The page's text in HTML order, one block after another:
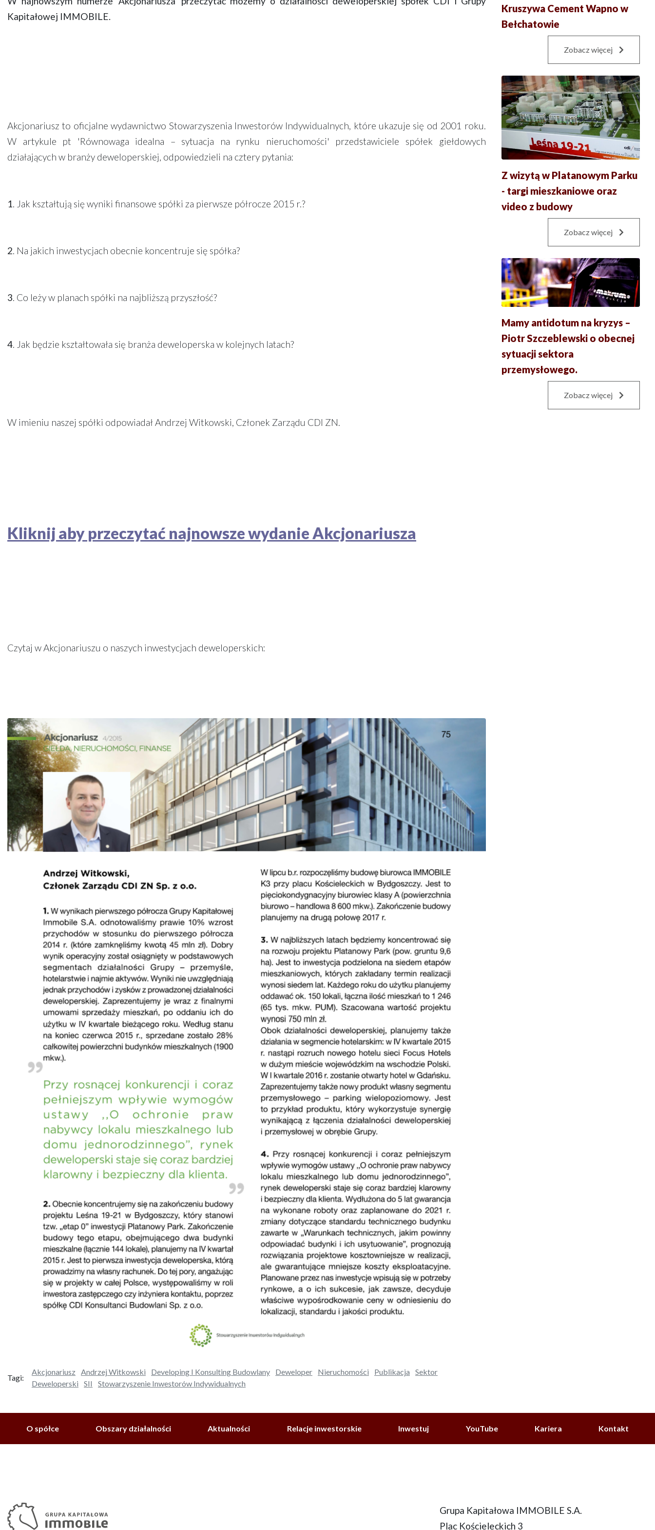
Kapitałowej IMMOBILE.
Akcjonariusz to oficjalne wydawnictwo Stowarzyszenia Inwestorów Indywidualnych, które ukazuje się od 2001 roku.
W artykule pt 'Równowaga idealna – sytuacja na rynku nieruchomości' przedstawiciele spółek giełdowych
działających w branży deweloperskiej, odpowiedzieli na cztery pytania:
1. Jak kształtują się wyniki finansowe spółki za pierwsze półrocze 2015 r.?
2. Na jakich inwestycjach obecnie koncentruje się spółka?
3. Co leży w planach spółki na najbliższą przyszłość?
4. Jak będzie kształtowała się branża deweloperska w kolejnych latach?
W imieniu naszej spółki odpowiadał Andrzej Witkowski, Członek Zarządu CDI ZN.
Kliknij aby przeczytać najnowsze wydanie Akcjonariusza
Czytaj w Akcjonariuszu o naszych inwestycjach deweloperskich:
Tagi:
Akcjonariusz Andrzej Witkowski Developing I Konsulting Budowlany Deweloper Nieruchomości Publikacja
Sektor
Deweloperski
SII Stowarzyszenie Inwestorów Indywidualnych
Kruszywa Cement Wapno w
Bełchatowie
Zobacz więcej
Z wizytą w Platanowym Parku
- targi mieszkaniowe oraz
video z budowy
Zobacz więcej
Mamy antidotum na kryzys –
Piotr Szczeblewski o obecnej
sytuacji sektora
przemysłowego.
Zobacz więcej
O spółce Obszary działalności Aktualności Relacje inwestorskie Inwestuj YouTube Kariera Kontakt
Grupa Kapitałowa IMMOBILE S.A.
Plac Kościeleckich 3